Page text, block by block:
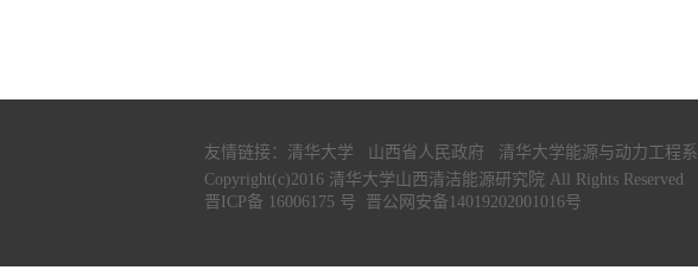
友情链接： 清华大学 山西省人民政府 清华大学能源与动力工程系
Copyright(c)2016 清华大学山西清洁能源研究院 All Rights Reserved
晋ICP备 16006175 号
晋公网安备14019202001016号